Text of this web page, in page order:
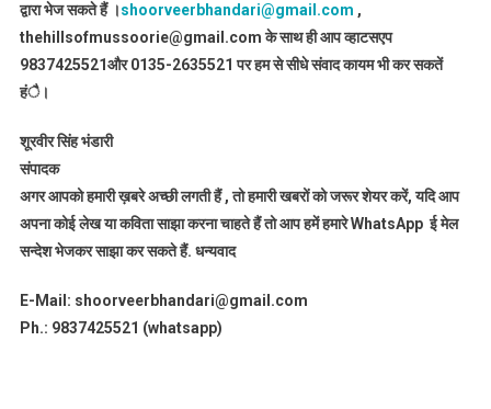
द्वारा भेज सकते हैं ।shoorveerbhandari@gmail.com ,
thehillsofmussoorie@gmail.com के साथ ही आप व्हाटसएप
9837425521और 0135-2635521 पर हम से सीधे संवाद कायम भी कर सकतें
हंै।
शूरवीर सिंह भंडारी
संपादक
अगर आपको हमारी ख़बरे अच्छी लगती हैं , तो हमारी खबरों को जरूर शेयर करें, यदि आप
अपना कोई लेख या कविता साझा करना चाहते हैं तो आप हमें हमारे WhatsApp ई मेल
सन्देश भेजकर साझा कर सकते हैं. धन्यवाद
E-Mail: shoorveerbhandari@gmail.com
Ph.: 9837425521 (whatsapp)